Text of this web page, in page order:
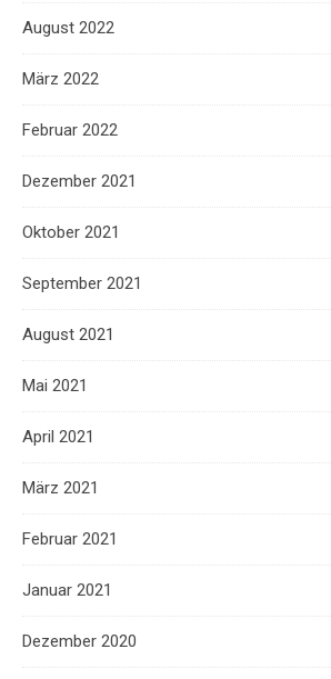
August 2022
März 2022
Februar 2022
Dezember 2021
Oktober 2021
September 2021
August 2021
Mai 2021
April 2021
März 2021
Februar 2021
Januar 2021
Dezember 2020